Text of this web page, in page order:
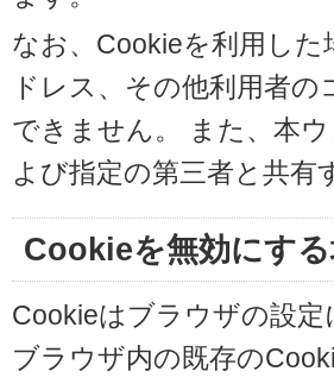
なお、Cookieを利用し
ドレス、その他利用者
できません。 また、本
よび指定の第三者と共有
Cookieを無効にす
Cookieはブラウザの設
ブラウザ内の既存の